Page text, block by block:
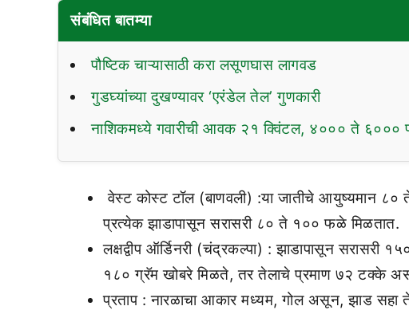
संबंधित बातम्या
पौष्टिक चाऱ्यासाठी करा लसूणघास लागवड
गुडघ्यांच्या दुखण्यावर ‘एरंडेल तेल’ गुणकारी
नाशिकमध्ये गवारीची आवक २१ क्विंटल, ४००० ते ६०००
वेस्ट कोस्ट टॉल (बाणवली) :या जातीचे आयुष्यमान ८०
प्रत्येक झाडापासून सरासरी ८० ते १०० फळे मिळतात.
लक्षद्वीप ऑर्डिनरी (चंद्रकल्पा) : झाडापासून सरासरी
१८० ग्रॅम खोबरे मिळते, तर तेलाचे प्रमाण ७२ टक्के
प्रताप : नारळाचा आकार मध्यम, गोल असून, झाड सहा